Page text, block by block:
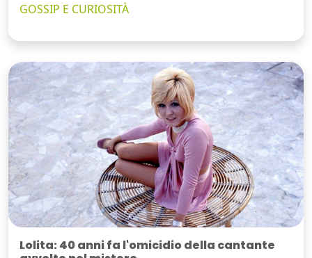
GOSSIP E CURIOSITÀ
Lolita: 40 anni fa l'omicidio della cantante